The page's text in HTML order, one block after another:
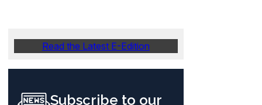
Read the Latest E-Edition
Subscribe to our